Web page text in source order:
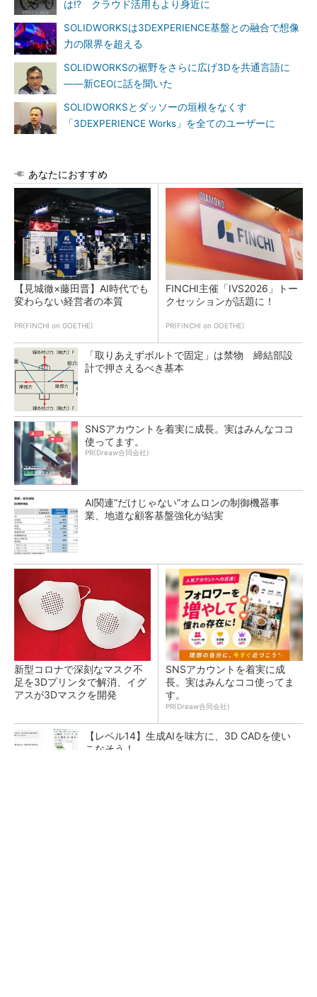
は!? クラウド活用もより身近に
SOLIDWORKSは3DEXPERIENCE基盤との融合で想像
力の限界を超える
SOLIDWORKSの裾野をさらに広げ3Dを共通言語に
――新CEOに話を聞いた
SOLIDWORKSとダッソーの垣根をなくす
「3DEXPERIENCE Works」を全てのユーザーに
あなたにおすすめ
【見城徹×藤田晋】AI時代でも
変わらない経営者の本質
PR(FINCHI on GOETHE)
FINCHI主催「IVS2026」トー
クセッションが話題に！
PR(FINCHI on GOETHE)
「取りあえずボルトで固定」は禁物 締結部設
計で押さえるべき基本
SNSアカウントを着実に成長。実はみんなココ
使ってます。
PR(Dreaw合同会社)
AI関連“だけじゃない”オムロンの制御機器事
業、地道な顧客基盤強化が結実
新型コロナで深刻なマスク不
足を3Dプリンタで解消、イグ
アスが3Dマスクを開発
SNSアカウントを着実に成
長。実はみんなココ使ってま
す。
PR(Dreaw合同会社)
【レベル14】生成AIを味方に、3D CADを使い
こなそう！